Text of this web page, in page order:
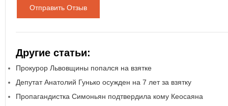
Отправить Отзыв
Другие статьи:
Прокурор Львовщины попался на взятке
Депутат Анатолий Гунько осужден на 7 лет за взятку
Пропагандистка Симоньян подтвердила кому Кеосаяна